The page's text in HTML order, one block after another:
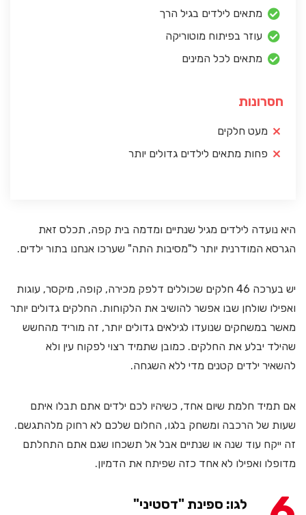
מתאים לילדים בגיל הרך
עוזר בפיתוח מוטוריקה
מתאים לכל המינים
חסרונות
מעט חלקים
פחות מתאים לילדים גדולים יותר
היא נועדה לילדים מגיל שנתיים ומדמה בית קפה, תכלס זאת
הגרסא המודרנית יותר ל"מסיבות התה" שערכו אנחנו בתור ילדים.
יש בערכה 46 חלקים שכוללים דלפק מכירה, קופה, מיקסר, עוגות
ואפילו שולחן שבו אפשר להושיב את הלקוחות. החלקים גדולים יותר
מאשר במשחקים שנועדו לגילאים גדולים יותר, זה מוריד מהחשש
שהילד יבלע את החלקים. כמובן שתמיד רצוי לפקוח עין ולא
להשאיר ילדים קטנים מדי ללא השגחה.
אם תמיד חלמת שיום אחד, כשיהיו לכם ילדים אתם תבלו איתם
שעות של הרכבה ומשחק בלגו, החלום שלכם לא רחוק מלהתגשם.
זה ייקח עוד שנה או שנתיים אבל אל תשכחו שגם אתם התחלתם
מדופלו ואפילו לא אחד כזה שפיתח את הדמיון.
לגו: ספינת "דסטיני"